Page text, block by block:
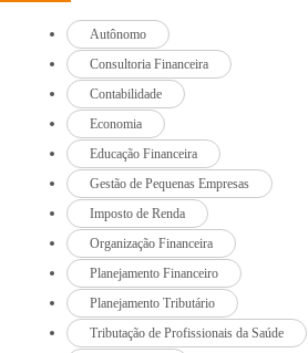
Autônomo
Consultoria Financeira
Contabilidade
Economia
Educação Financeira
Gestão de Pequenas Empresas
Imposto de Renda
Organização Financeira
Planejamento Financeiro
Planejamento Tributário
Tributação de Profissionais da Saúde